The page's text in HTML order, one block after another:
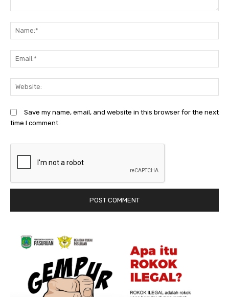
Save my name, email, and website in this browser for the next
time I comment.